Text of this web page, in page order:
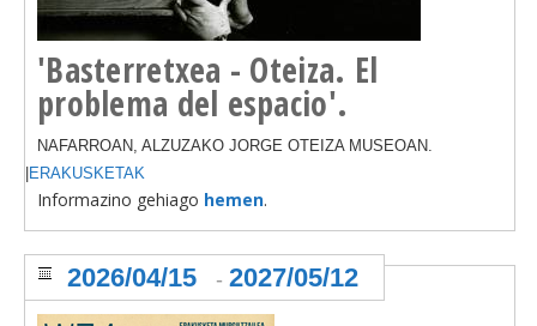
'Basterretxea - Oteiza. El
problema del espacio'.
NAFARROAN, ALZUZAKO JORGE OTEIZA MUSEOAN.
ERAKUSKETAK
Informazino gehiago hemen.
2026/04/15 - 2027/05/12